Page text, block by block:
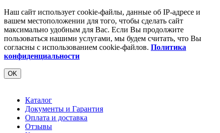
Наш сайт использует cookie-файлы, данные об IP-адресе и
вашем местоположении для того, чтобы сделать сайт
максимально удобным для Вас. Если Вы продолжите
пользоваться нашими услугами, мы будем считать, что Вы
согласны с использованием cookie-файлов. Политика
конфиденциальности
OK
Каталог
Документы и Гарантия
Оплата и доставка
Отзывы